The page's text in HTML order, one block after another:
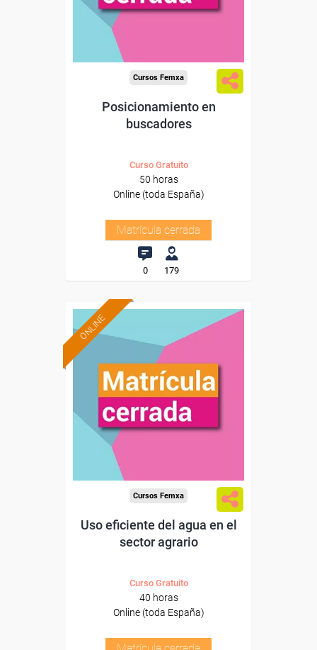
Cursos Femxa
Posicionamiento en
buscadores
Curso Gratuito
50 horas
Online (toda España)
Matrícula cerrada
0 179
ONLINE
Cursos Femxa
Uso eficiente del agua en el
sector agrario
Curso Gratuito
40 horas
Online (toda España)